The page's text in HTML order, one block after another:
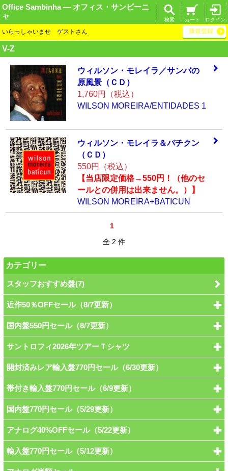
Office Sambinha ― オフィス・サンビーニ
ャ
ログイン
カート
検索
いらっしゃいませ ゲストさん 新規登録
V-Z
ウィルソン・モレイラ／サンバの
原風景（ＣＤ）
1,760円（税込）
WILSON MOREIRA/ENTIDADES 1
ウィルソン・モレイラ＆バチクン
（ ＣＤ）
550円（税込）
【当店限定価格→550円！（他のセ
ールとの併用は出来ません。）】
WILSON MOREIRA+BATICUN
1
全 2 件
カテゴリー
スタッフおすすめ盤(7)
近作50％OFFセール（8/7更新）
国内盤550円セール（8/7更新）
サントロフィ2026年ツアーＴシャツ
開封済みレア輸入盤770円セール（6/30更新）
帯付き輸入盤770円セール（6/9更新）
国内盤770円セール（5/29更新）
アナログ40%OFFセール（5/22更新）
輸入盤770円セール（5/12更新）